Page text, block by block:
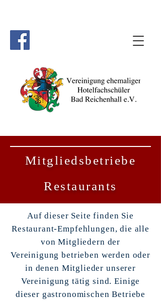
Mitgliedsbetriebe
Restaurants
Auf dieser Seite finden Sie
Restaurant-Empfehlungen, die alle
von Mitgliedern der
Vereinigung betrieben werden oder
in denen Mitglieder unserer
Vereinigung tätig sind.Einige
dieser gastronomischen Betriebe